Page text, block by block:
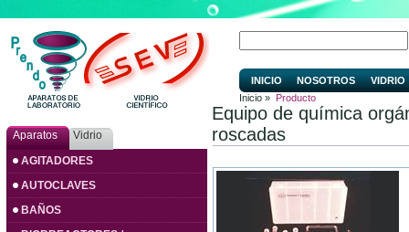
Aparatos
Vidrio
AGITADORES
AUTOCLAVES
BAÑOS
INICIO NOSOTROS
VIDRIO
Inicio » Producto
Equipo de química
roscadas